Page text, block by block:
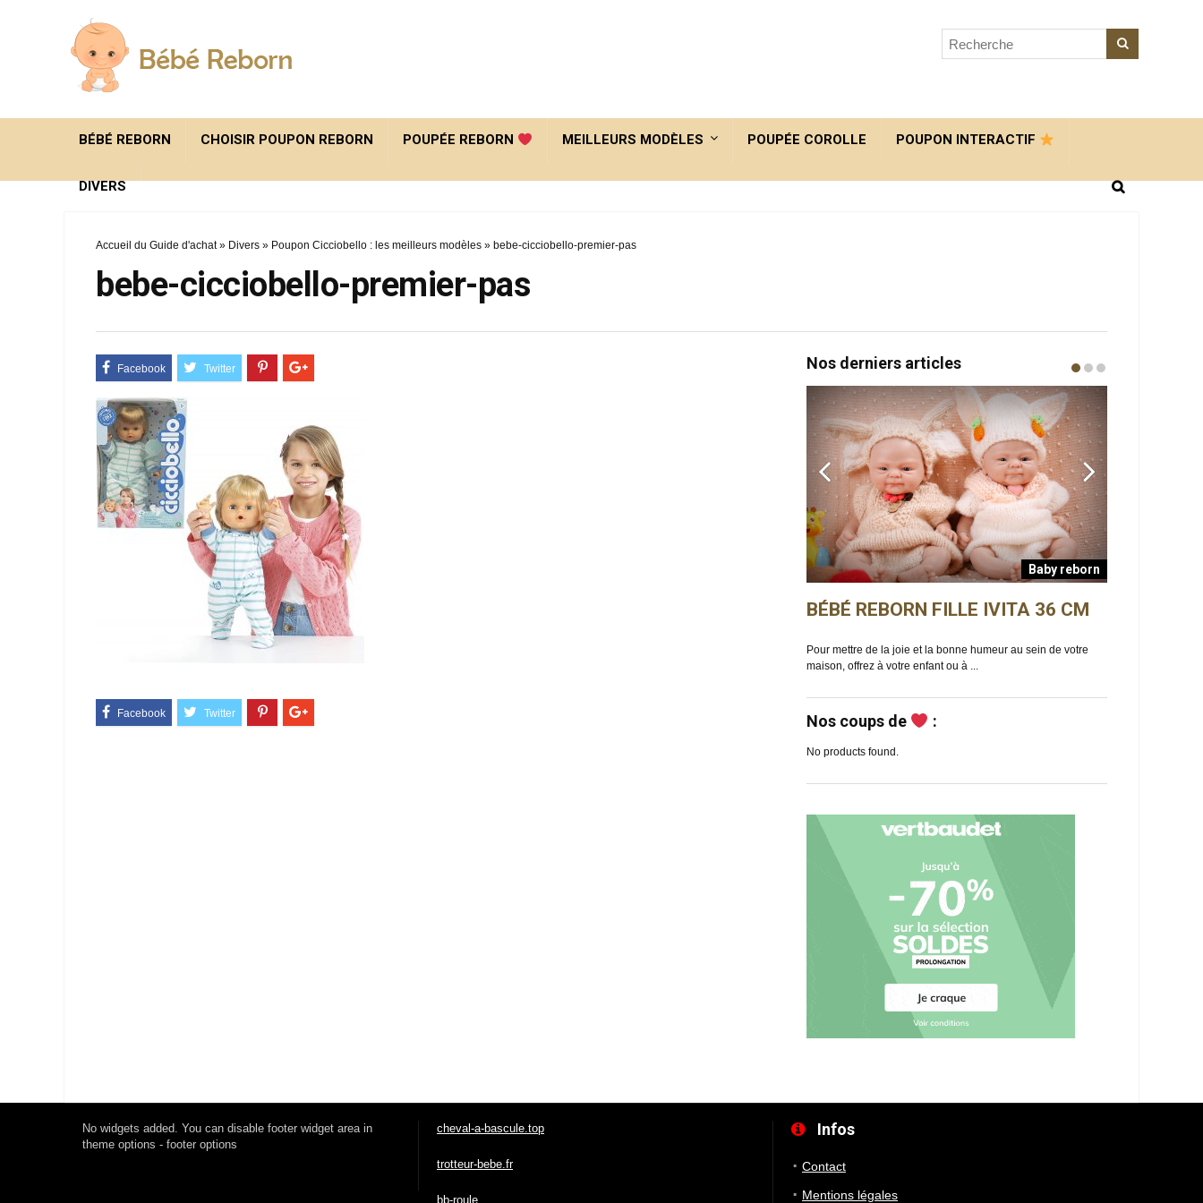
BÉBÉ REBORN CHOISIR POUPON REBORN POUPÉE REBORN MEILLEURS MODÈLES POUPÉE COROLLE POUPON INTERACTIF
DIVERS
Accueil du Guide d'achat» Divers » Poupon Cicciobello : les meilleurs modèles » bebe-cicciobello-premier-pas
bebe-cicciobello-premier-pas
Nos derniers articles
Baby reborn
BÉBÉ REBORN FILLE IVITA 36 CM
Pour mettre de la joie et la bonne humeur au sein de votre
maison, offrez à votre enfant ou à ...
Nos coups de :
No products found.
No widgets added. You can disable footer widget area in
theme options - footer options
cheval-a-bascule.top
trotteur-bebe.fr
bb-roule
Infos
Contact
Mentions légales